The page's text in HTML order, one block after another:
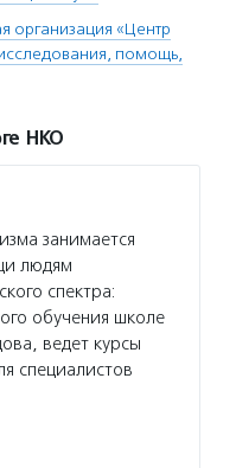
организация «Центр
помощь,
НКО
занимается
людям
спектра:
обучения школе
ведет курсы
специалистов